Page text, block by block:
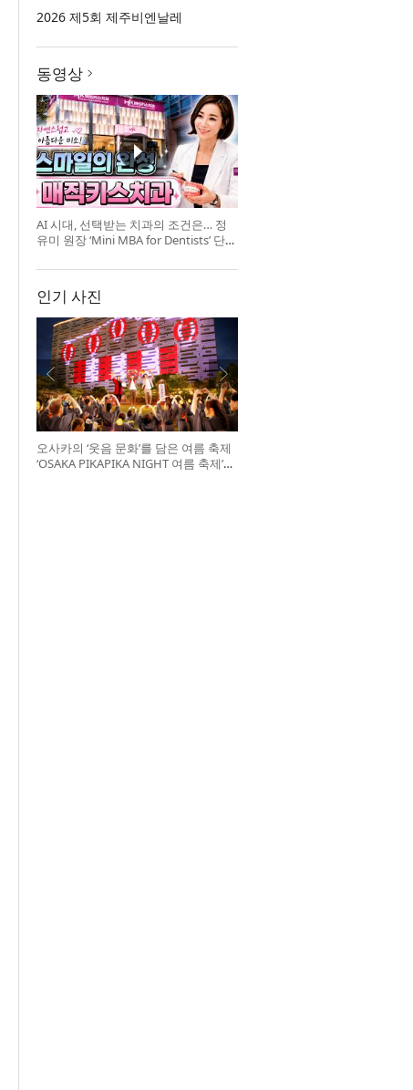
2026 제5회 제주비엔날레
동영상
AI 시대, 선택받는 치과의 조건은… 정
유미 원장 ‘Mini MBA for Dentists’ 단독
인기 사진
오사카의 ‘웃음 문화’를 담은 여름 축제
‘OSAKA PIKAPIKA NIGHT 여름 축제’